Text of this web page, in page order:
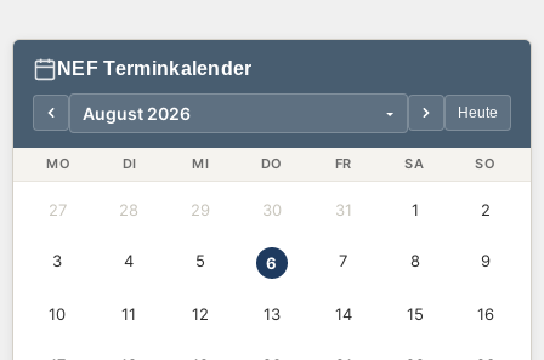
NEF Terminkalender
Heute
MO DI MI DO FR SA SO
27 28 29 30 31 1 2
3 4 5 6 7 8 9
10 11 12 13 14 15 16